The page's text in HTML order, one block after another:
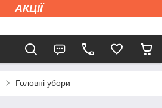
АКЦІЇ
Головні убори